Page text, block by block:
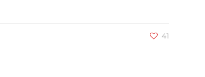
41